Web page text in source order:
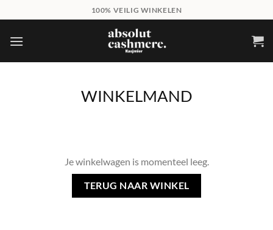
to
content
100% VEILIG WINKELEN
WINKELMAND
Je winkelwagen is momenteel leeg.
TERUG NAAR WINKEL